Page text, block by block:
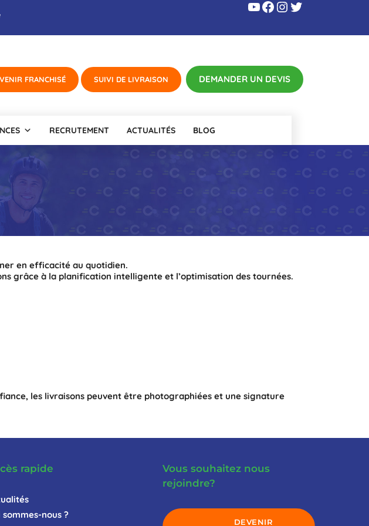
YouTube
Facebook
Instagram
Twitter
RECRUTEMENT ACTUALITÉS BLOG
en efficacité au quotidien.
grâce à la planification intelligente et l’optimisation des tournées.
les livraisons peuvent être photographiées et une signature
rapide
sommes-nous ?
Vous souhaitez nous
rejoindre?
DEVENIR